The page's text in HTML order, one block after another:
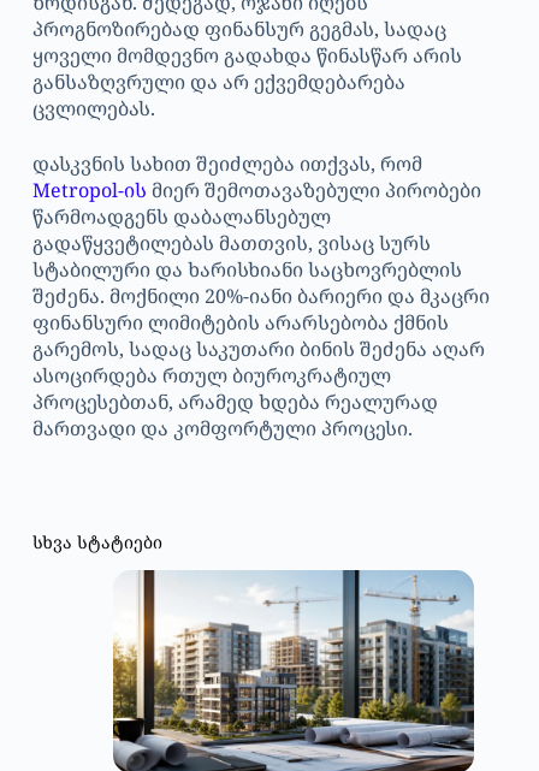
პროგნოზირებად ფინანსურ გეგმას, სადაც
ყოველი მომდევნო გადახდა წინასწარ არის
განსაზღვრული და არ ექვემდებარება
ცვლილებას.
დასკვნის სახით შეიძლება ითქვას, რომ
Metropol-ის მიერ შემოთავაზებული პირობები
წარმოადგენს დაბალანსებულ
გადაწყვეტილებას მათთვის, ვისაც სურს
სტაბილური და ხარისხიანი საცხოვრებლის
შეძენა. მოქნილი 20%-იანი ბარიერი და მკაცრი
ფინანსური ლიმიტების არარსებობა ქმნის
გარემოს, სადაც საკუთარი ბინის შეძენა აღარ
ასოცირდება რთულ ბიუროკრატიულ
პროცესებთან, არამედ ხდება რეალურად
მართვადი და კომფორტული პროცესი.
სხვა სტატიები